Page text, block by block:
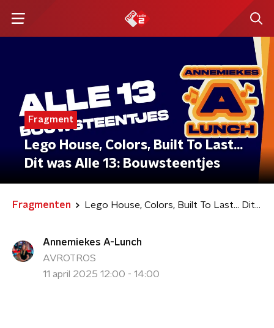
Fragment
Lego House, Colors, Built To Last…
Dit was Alle 13: Bouwsteentjes
Fragmenten Lego House, Colors, Built To Last… Dit was Alle 13: Bouwsteentjes
Annemiekes A-Lunch
AVROTROS
11 april 2025 12:00 - 14:00